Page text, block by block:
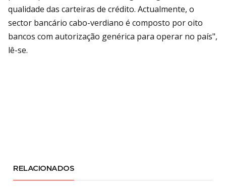
qualidade das carteiras de crédito. Actualmente, o
sector bancário cabo-verdiano é composto por oito
bancos com autorização genérica para operar no país",
lê-se.
RELACIONADOS